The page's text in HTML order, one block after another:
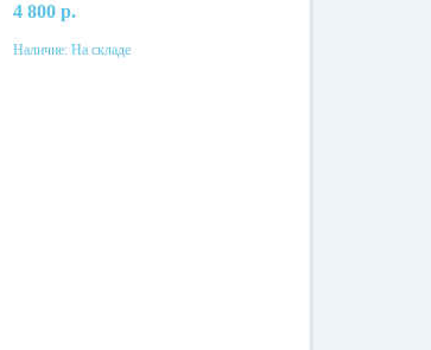
4 800 р.
В корзину
Наличие: На складе